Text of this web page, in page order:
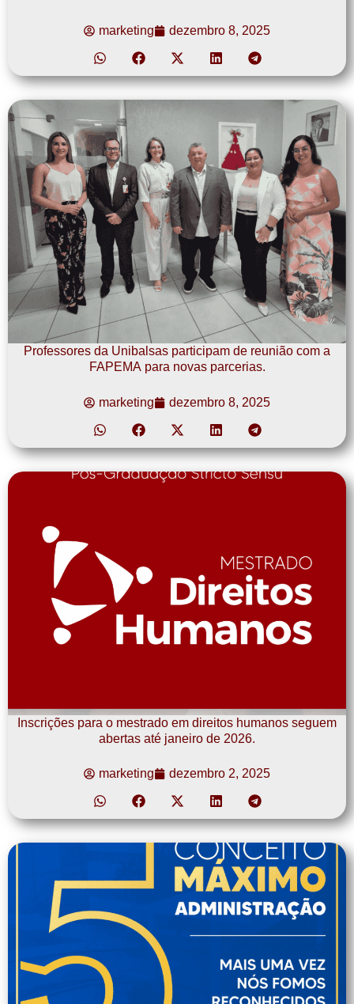
marketing dezembro 8, 2025
Professores da Unibalsas participam de reunião com a
FAPEMA para novas parcerias.
marketing dezembro 8, 2025
Inscrições para o mestrado em direitos humanos seguem
abertas até janeiro de 2026.
marketing dezembro 2, 2025